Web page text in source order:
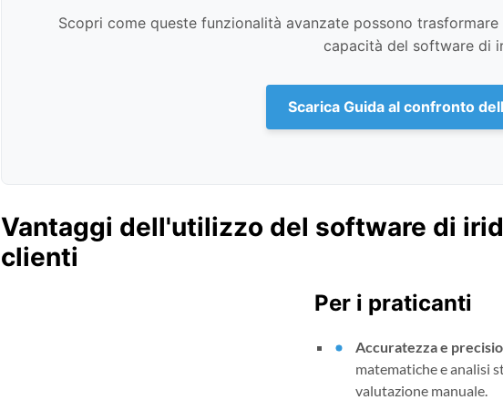
Scopri come queste funzionalità avanzate possono
capacità del software di
Scarica Guida al confronto
Vantaggi dell'utilizzo del software di
clienti
Per i praticanti
Accuratezza e
matematiche e analisi
valutazione manuale.